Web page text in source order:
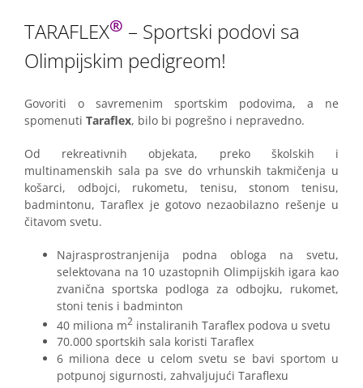
TARAFLEX® – Sportski podovi sa
Olimpijskim pedigreom!
Govoriti o savremenim sportskim podovima, a ne
spomenuti Taraflex, bilo bi pogrešno i nepravedno.
Od rekreativnih objekata, preko školskih i
multinamenskih sala pa sve do vrhunskih takmičenja u
košarci, odbojci, rukometu, tenisu, stonom tenisu,
badmintonu, Taraflex je gotovo nezaobilazno rešenje u
čitavom svetu.
Najrasprostranjenija podna obloga na svetu,
selektovana na 10 uzastopnih Olimpijskih igara kao
zvanična sportska podloga za odbojku, rukomet,
stoni tenis i badminton
40 miliona m2 instaliranih Taraflex podova u svetu
70.000 sportskih sala koristi Taraflex
6 miliona dece u celom svetu se bavi sportom u
potpunoj sigurnosti, zahvaljujući Taraflexu